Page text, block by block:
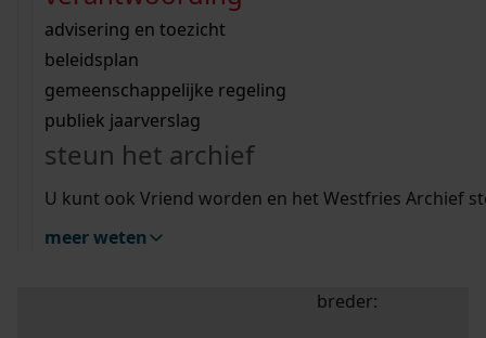
bouwvergunningen
omgevingsvergunningen
vergunningen
beeld en geluid
uitleg nodig?
Wij helpen u op weg met een aantal zoektips.
bekijk alle zoektips
Wij helpen u op weg met een aantal zoektips.
bekijk alle zoektips
bekijk ons geschiedenislokaal
advisering en toezicht
beleidsplan
gemeenschappelijke regeling
publiek jaarverslag
steun het archief
U kunt ook Vriend worden en het Westfries Archief
meer weten
zoektips
Mijn Studiezaal (inloggen)
uw zoekopdracht te
breder: